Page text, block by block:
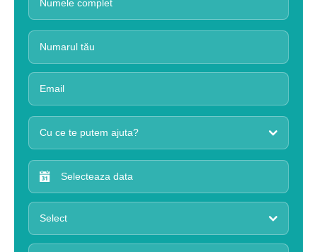
Cu ce te putem ajuta?
Select